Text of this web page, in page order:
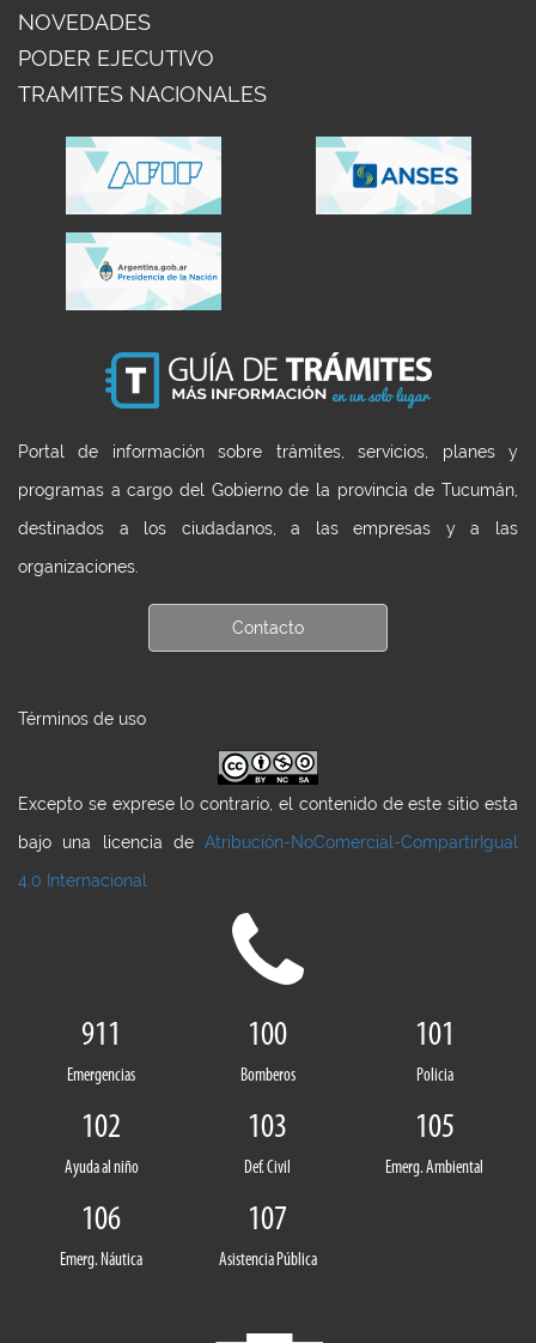
NOVEDADES
PODER EJECUTIVO
TRAMITES NACIONALES
Portal de información sobre trámites, servicios, planes y
programas a cargo del Gobierno de la provincia de Tucumán,
destinados a los ciudadanos, a las empresas y a las
organizaciones.
Contacto
Términos de uso
Excepto se exprese lo contrario, el contenido de este sitio esta
bajo una licencia de Atribución-NoComercial-CompartirIgual
4.0 Internacional
911
Emergencias
100
Bomberos
101
Policia
102
Ayuda al niño
103
Def. Civil
105
Emerg. Ambiental
106
Emerg. Náutica
107
Asistencia Pública